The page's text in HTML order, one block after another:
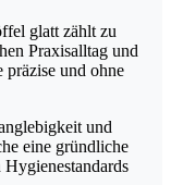
glatt zählt zu
Praxisalltag und
präzise und ohne
und
eine gründliche